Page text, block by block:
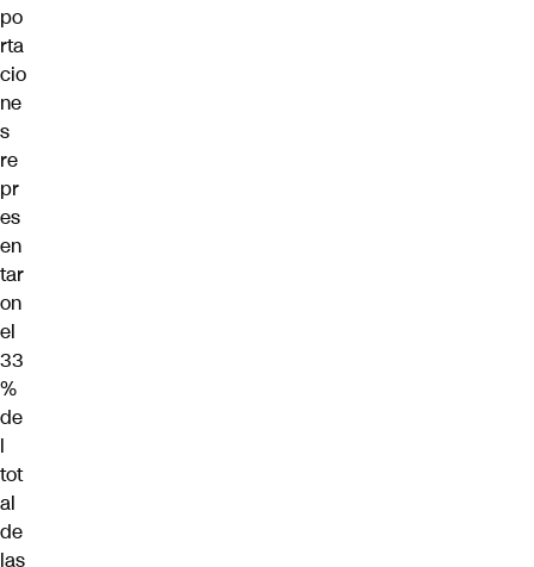
po
rta
cio
ne
s
re
pr
es
en
tar
on
el
33
%
de
l
tot
al
de
las